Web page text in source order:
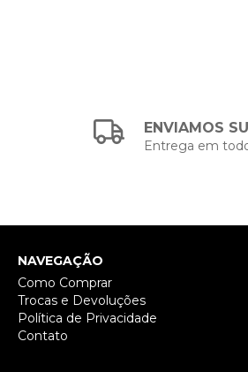
ENVIAMOS
Entrega em
NAVEGAÇÃO
Como Comprar
Trocas e Devoluções
Política de Privacidade
Contato